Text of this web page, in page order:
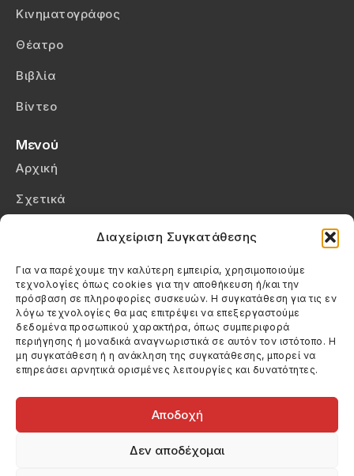
Διαχείριση Συγκατάθεσης
Για να παρέχουμε την καλύτερη εμπειρία, χρησιμοποιούμε
τεχνολογίες όπως cookies για την αποθήκευση ή/και την
πρόσβαση σε πληροφορίες συσκευών. Η συγκατάθεση για τις εν
λόγω τεχνολογίες θα μας επιτρέψει να επεξεργαστούμε
δεδομένα προσωπικού χαρακτήρα, όπως συμπεριφορά
περιήγησης ή μοναδικά αναγνωριστικά σε αυτόν τον ιστότοπο. Η
μη συγκατάθεση ή η ανάκληση της συγκατάθεσης, μπορεί να
επηρεάσει αρνητικά ορισμένες λειτουργίες και δυνατότητες.
Αποδοχή
Δεν αποδέχομαι
Κινηματογράφος
Θέατρο
Βιβλία
Βίντεο
Μενού
Αρχική
Σχετικά
Πολιτική Cookies (ΕΕ)
Στοιχεία Επικοινωνίας
Καλεσέ μας
(+30) 6974123481
Στείλε μας email
info@filmandtheater.gr